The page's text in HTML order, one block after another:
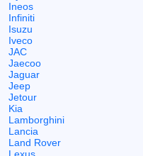
Ineos
Infiniti
Isuzu
Iveco
JAC
Jaecoo
Jaguar
Jeep
Jetour
Kia
Lamborghini
Lancia
Land Rover